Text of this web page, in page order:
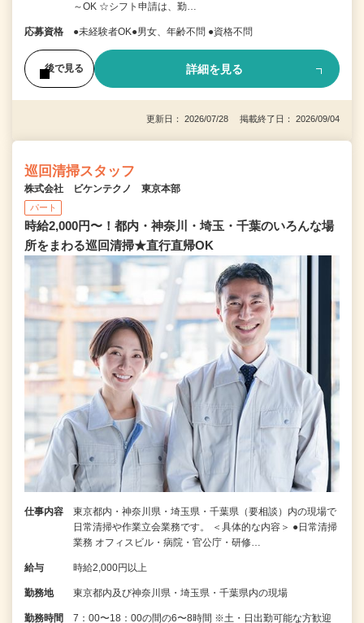
～OK ☆シフト申請は、勤…
応募資格 ●未経験者OK●男女、年齢不問 ●資格不問
後で見る 詳細を見る
更新日： 2026/07/28 掲載終了日： 2026/09/04
巡回清掃スタッフ
株式会社 ビケンテクノ 東京本部
パート
時給2,000円〜！都内・神奈川・埼玉・千葉のいろんな場
所をまわる巡回清掃★直行直帰OK
仕事内容
東京都内・神奈川県・埼玉県・千葉県（要相談）内の現場で
日常清掃や作業立会業務です。 ＜具体的な内容＞ ●日常清掃
業務 オフィスビル・病院・官公庁・研修…
給与 時給2,000円以上
勤務地 東京都内及び神奈川県・埼玉県・千葉県内の現場
勤務時間
7：00〜18：00の間の6〜8時間 ※土・日出勤可能な方歓迎